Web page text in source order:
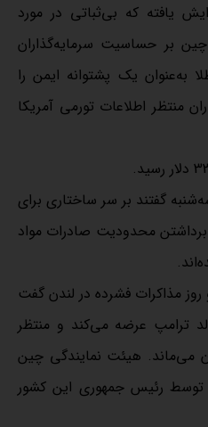
یافته که بی‌ثباتی در مورد
چین بر حساسیت سرمایه‌گذاران
به‌عنوان یک پشتوانه ایمن را
منتظر اطلاعات تورمی آمریکا
گفتند بر سر ساختاری برای
محدودیت‌ صادرات مواد
روز مذاکرات فشرده در لندن گفت
ترامپ عرضه می‌کند و منتظر
می‌ماند. هیئت نمایندگی چین
توسط رئیس جمهوری این کشور